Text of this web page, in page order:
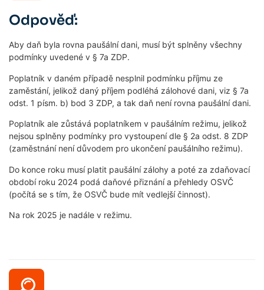
Odpověď:
Aby daň byla rovna paušální dani, musí být splněny všechny
podmínky uvedené v § 7a ZDP.
Poplatník v daném případě nesplnil podmínku příjmu ze
zaměstání, jelikož daný příjem podléhá zálohové dani, viz § 7a
odst. 1 písm. b) bod 3 ZDP, a tak daň není rovna paušální dani.
Poplatník ale zůstává poplatníkem v paušálním režimu, jelikož
nejsou splněny podmínky pro vystoupení dle § 2a odst. 8 ZDP
(zaměstnání není důvodem pro ukončení paušálního režimu).
Do konce roku musí platit paušální zálohy a poté za zdaňovací
období roku 2024 podá daňové přiznání a přehledy OSVČ
(počítá se s tím, že OSVČ bude mít vedlejší činnost).
Na rok 2025 je nadále v režimu.